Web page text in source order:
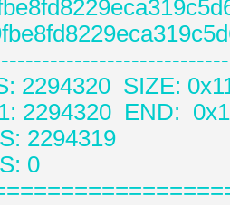
2294320 SIZE:
2294320 END:
2294319
0